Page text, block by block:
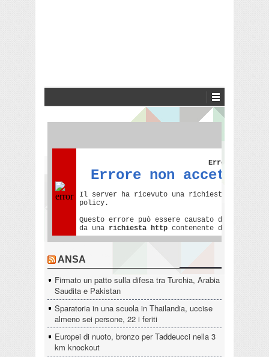
ANSA
Firmato un patto sulla difesa tra Turchia, Arabia
Saudita e Pakistan
Sparatoria in una scuola in Thailandia, uccise
almeno sei persone, 22 i feriti
Europei di nuoto, bronzo per Taddeucci nella 3
km knockout